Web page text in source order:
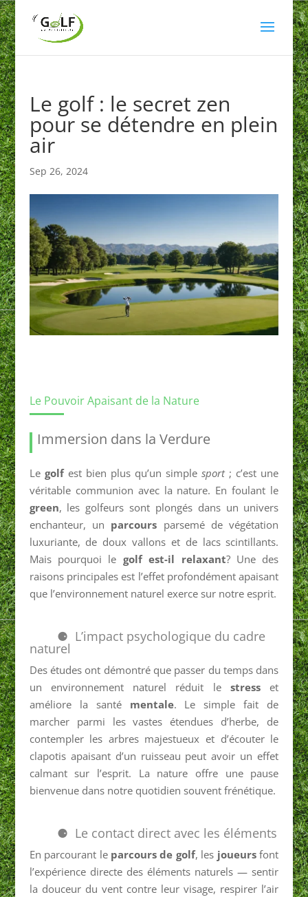
Le golf : le secret zen
pour se détendre en plein
air
Sep 26, 2024
Le Pouvoir Apaisant de la Nature
Immersion dans la Verdure
Le golfest bien plus qu’un simplesport; c’est une
véritable communion avec la nature. En foulant le
green, les golfeurs sont plongés dans un univers
enchanteur, un parcours parsemé de végétation
luxuriante, de doux vallons et de lacs scintillants.
Mais pourquoi le golf est-il relaxant? Une des
raisons principales est l’effet profondément apaisant
que l’environnement naturel exerce sur notre esprit.
L’impact psychologique du cadre
naturel
Des études ont démontré que passer du temps dans
un environnement naturel réduit lestress et
améliore la santé mentale. Le simple fait de
marcher parmi les vastes étendues d’herbe, de
contempler les arbres majestueux et d’écouter le
clapotis apaisant d’un ruisseau peut avoir un effet
calmant sur l’esprit. La nature offre une pause
bienvenue dans notre quotidien souvent frénétique.
Le contact direct avec les éléments
En parcourant le parcours de golf, les joueursfont
l’expérience directe des éléments naturels — sentir
la douceur du vent contre leur visage, respirer l’air